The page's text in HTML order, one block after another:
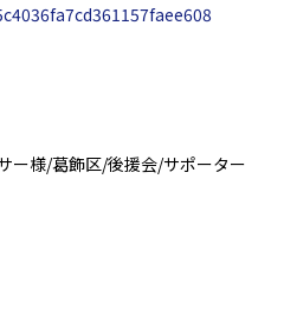
ー様/葛飾区/後援会/サポーター